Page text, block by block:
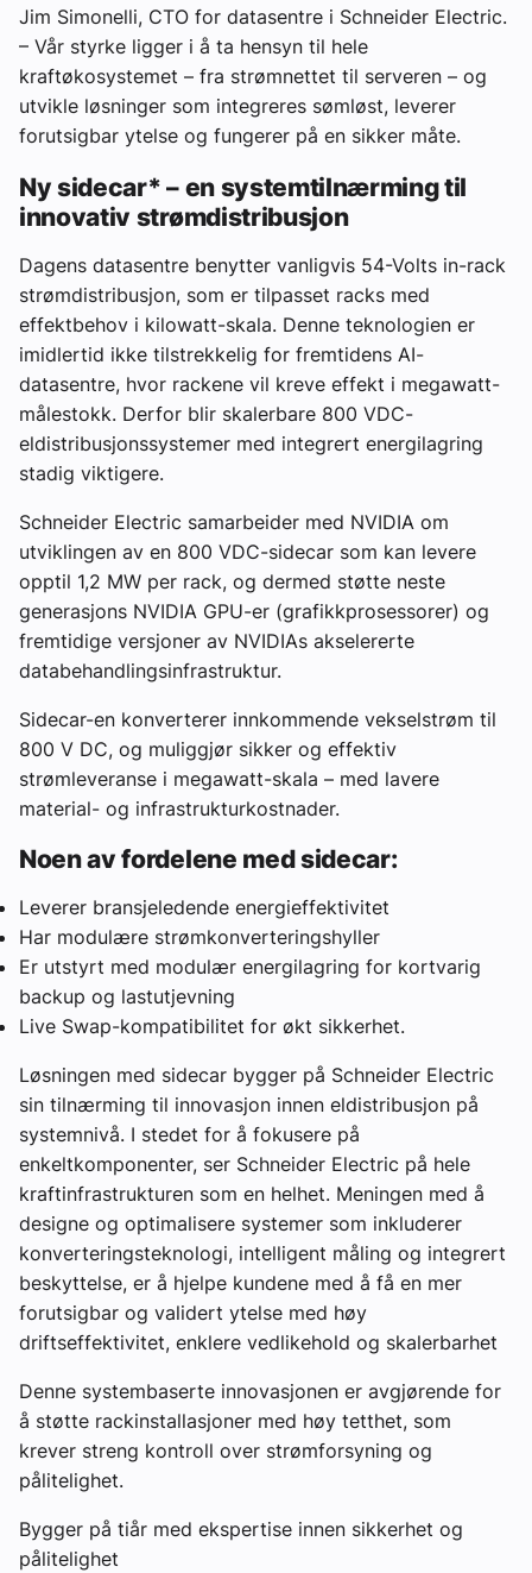
Jim Simonelli, CTO for datasentre i Schneider Electric.
– Vår styrke ligger i å ta hensyn til hele
kraftøkosystemet – fra strømnettet til serveren – og
utvikle løsninger som integreres sømløst, leverer
forutsigbar ytelse og fungerer på en sikker måte.
Ny sidecar* – en systemtilnærming til
innovativ strømdistribusjon
Dagens datasentre benytter vanligvis 54-Volts in-rack
strømdistribusjon, som er tilpasset racks med
effektbehov i kilowatt-skala. Denne teknologien er
imidlertid ikke tilstrekkelig for fremtidens AI-
datasentre, hvor rackene vil kreve effekt i megawatt-
målestokk. Derfor blir skalerbare 800 VDC-
eldistribusjonssystemer med integrert energilagring
stadig viktigere.
Schneider Electric samarbeider med NVIDIA om
utviklingen av en 800 VDC-sidecar som kan levere
opptil 1,2 MW per rack, og dermed støtte neste
generasjons NVIDIA GPU-er (grafikkprosessorer) og
fremtidige versjoner av NVIDIAs akselererte
databehandlingsinfrastruktur.
Sidecar-en konverterer innkommende vekselstrøm til
800 V DC, og muliggjør sikker og effektiv
strømleveranse i megawatt-skala – med lavere
material- og infrastrukturkostnader.
Noen av fordelene med sidecar:
Leverer bransjeledende energieffektivitet
Har modulære strømkonverteringshyller
Er utstyrt med modulær energilagring for kortvarig
backup og lastutjevning
Live Swap-kompatibilitet for økt sikkerhet.
Løsningen med sidecar bygger på Schneider Electric
sin tilnærming til innovasjon innen eldistribusjon på
systemnivå. I stedet for å fokusere på
enkeltkomponenter, ser Schneider Electric på hele
kraftinfrastrukturen som en helhet. Meningen med å
designe og optimalisere systemer som inkluderer
konverteringsteknologi, intelligent måling og integrert
beskyttelse, er å hjelpe kundene med å få en mer
forutsigbar og validert ytelse med høy
driftseffektivitet, enklere vedlikehold og skalerbarhet
Denne systembaserte innovasjonen er avgjørende for
å støtte rackinstallasjoner med høy tetthet, som
krever streng kontroll over strømforsyning og
pålitelighet.
Bygger på tiår med ekspertise innen sikkerhet og
pålitelighet